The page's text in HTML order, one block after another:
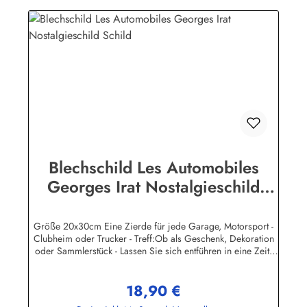
garantiert.Wir verkaufen nur original lizensierte
Werbeschilder. Nicht jeder Auto- LKW oder Traktor -
Hersteller hat seine Metallschilder zum öffentlichen Verkauf
Blechschild Les Automobiles
Georges Irat Nostalgieschild
Größe 20x30cm Eine Zierde für jede Garage, Motorsport -
Clubheim oder Trucker - Treff:Ob als Geschenk, Dekoration
oder Sammlerstück - Lassen Sie sich entführen in eine Zeit,
Ihren Freunden eine dekorative Erinnerung an die gute alte
Zeit!Wir führen neben den schweren, 3-D geprägten
Regulärer Preis:
18,90 €